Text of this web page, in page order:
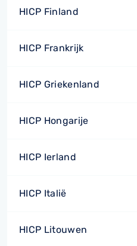
HICP Finland
HICP Frankrijk
HICP Griekenland
HICP Hongarije
HICP Ierland
HICP Italië
HICP Litouwen